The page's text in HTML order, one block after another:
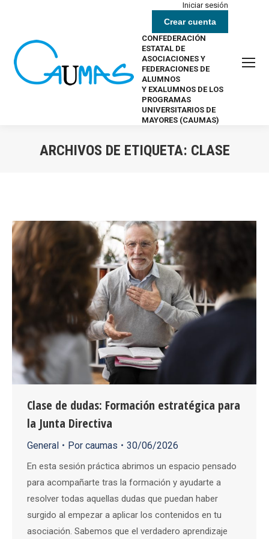
Iniciar sesión
Crear cuenta
CONFEDERACIÓN
ESTATAL DE
ASOCIACIONES Y
FEDERACIONES DE
ALUMNOS
Y EXALUMNOS DE LOS
PROGRAMAS
UNIVERSITARIOS DE
MAYORES (CAUMAS)
ARCHIVOS DE ETIQUETA: CLASE
Clase de dudas: Formación estratégica para
la Junta Directiva
General Por caumas 30/06/2026
En esta sesión práctica abrimos un espacio pensado
para acompañarte tras la formación y ayudarte a
resolver todas aquellas dudas que puedan haber
surgido al empezar a aplicar los contenidos en tu
asociación. Sabemos que el verdadero aprendizaje